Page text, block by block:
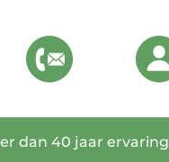
dan 40 jaar ervaring